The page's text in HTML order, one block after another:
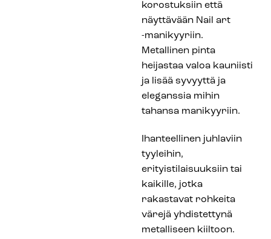
korostuksiin että
näyttävään Nail art
-manikyyriin.
Metallinen pinta
heijastaa valoa kauniisti
ja lisää syvyyttä ja
eleganssia mihin
tahansa manikyyriin.
Ihanteellinen juhlaviin
tyyleihin,
erityistilaisuuksiin tai
kaikille, jotka
rakastavat rohkeita
värejä yhdistettynä
metalliseen kiiltoon.